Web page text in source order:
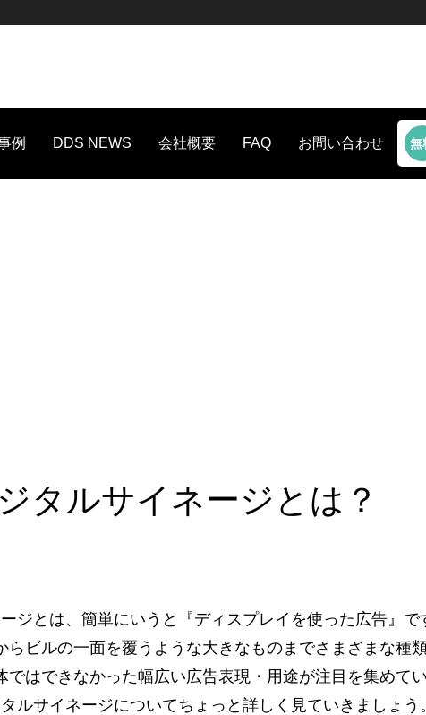
例 DDS NEWS 会社概要 FAQ お問い合わせ
タルサイネージとは？
ジとは、簡単にいうと『ディスプレイを使った広告』で
らビルの一面を覆うような大きなものまでさまざまな種類
ではできなかった幅広い広告表現・用途が注目を集めてい
ルサイネージについてちょっと詳しく見ていきましょう。